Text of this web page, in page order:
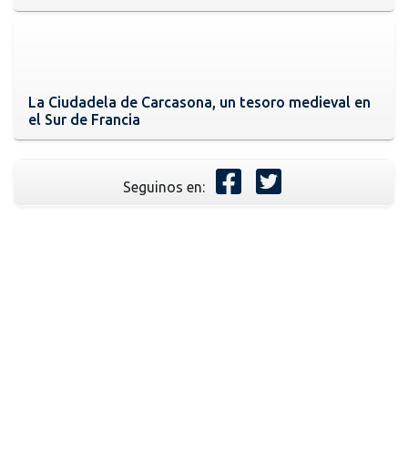
La Ciudadela de Carcasona, un tesoro medieval en
el Sur de Francia
Seguinos en: